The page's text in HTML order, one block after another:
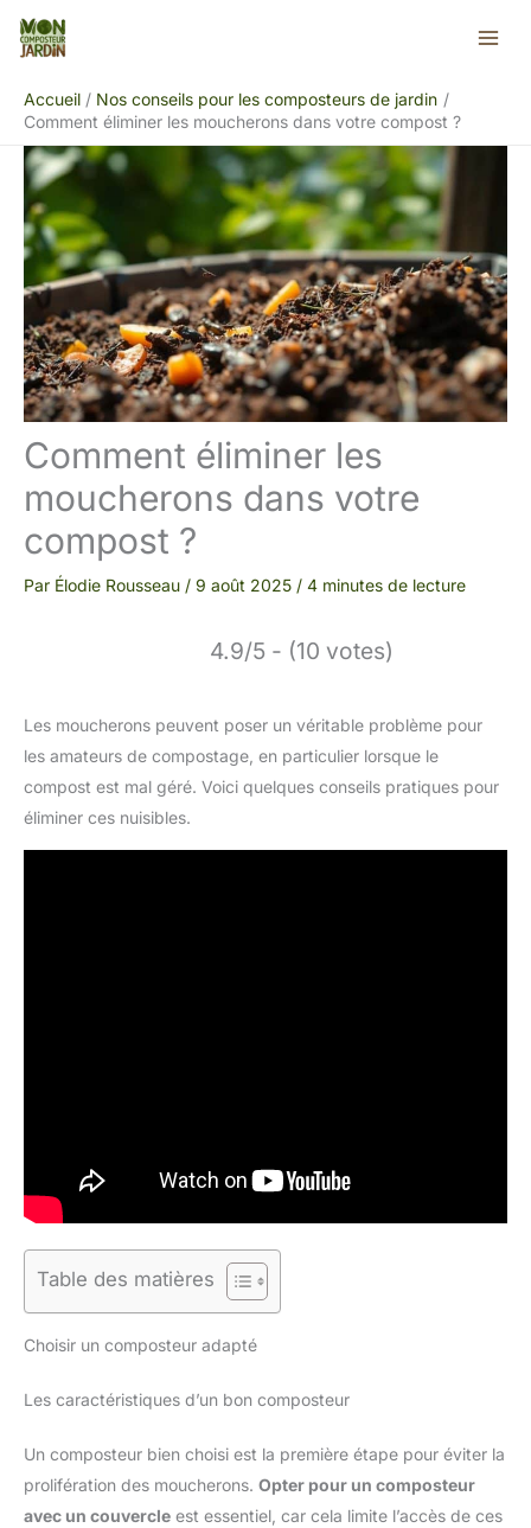
Aller
Accueil
Nos conseils pour les composteurs de jardin
Comment éliminer les moucherons dans votre compost ?
Comment éliminer les
moucherons dans votre
compost ?
Par Élodie Rousseau / 9 août 2025 / 4 minutes de lecture
4.9/5 - (10 votes)
Les moucherons peuvent poser un véritable problème pour
les amateurs de compostage, en particulier lorsque le
compost est mal géré. Voici quelques conseils pratiques pour
éliminer ces nuisibles.
Table des matières
Choisir un composteur adapté
Les caractéristiques d’un bon composteur
Un composteur bien choisi est la première étape pour éviter la
prolifération des moucherons. Opter pour un composteur
avec un couvercle est essentiel, car cela limite l’accès de ces
Rechercher